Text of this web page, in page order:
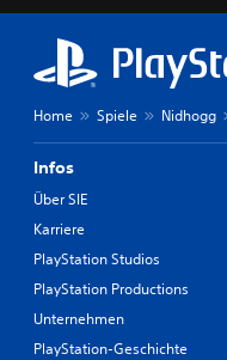
Home Spiele Nidhogg
Infos
Über SIE
Karriere
PlayStation Studios
PlayStation Productions
Unternehmen
PlayStation-Geschichte